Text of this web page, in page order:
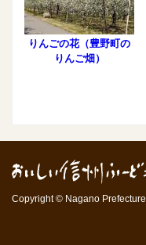
りんごの花（豊野町の
りんご畑）
Copyright © Nagano Prefecture.